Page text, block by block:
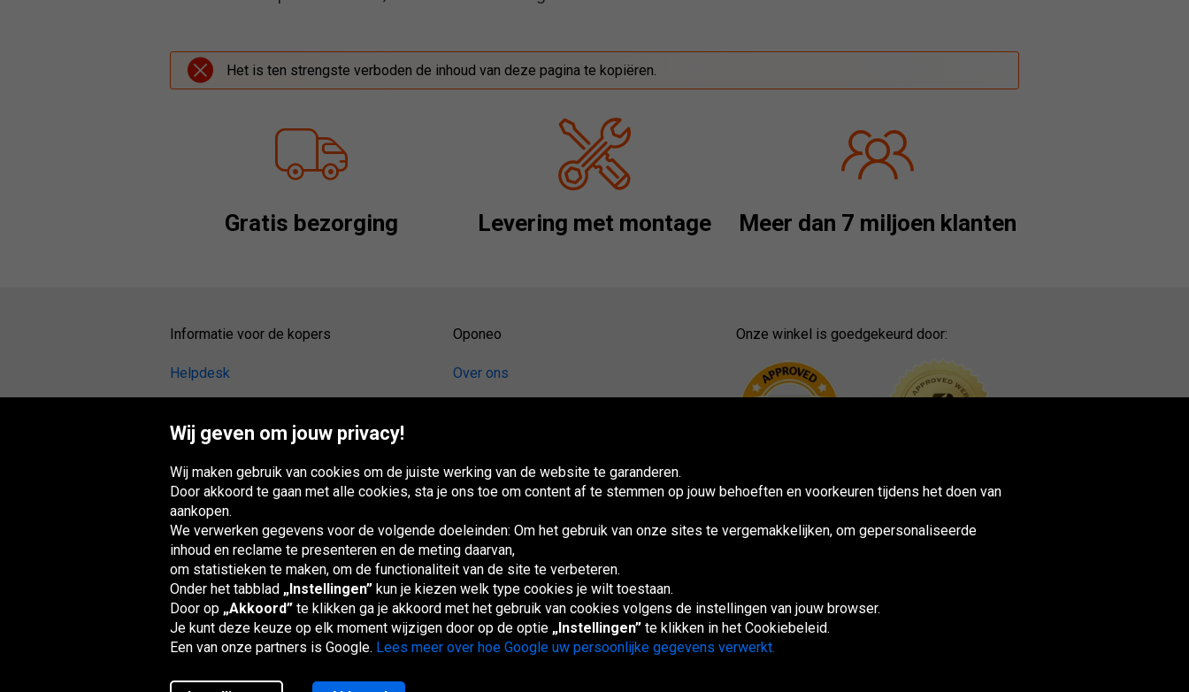
Het is ten strengste verboden de inhoud van deze pagina te kopiëren.
Gratis bezorging Levering met montage Meer dan 7 miljoen klanten
Informatie voor de kopers
Helpdesk
(omruiling of retour)
Garantieclaim
Betalingsmethoden
Algemene voorwaarden
Banden reviews
Montagepunt
Digitale toegankelijkheid
Oponeo
Over ons
Privacybeleid
Onze winkel is goedgekeurd door:
Wij geven om jouw privacy!
Wij maken gebruik van cookies om de juiste werking van de website te garanderen.
Door akkoord te gaan met alle cookies, sta je ons toe om content af te stemmen op jouw behoeften en voorkeuren tijdens het doen van
aankopen.
We verwerken gegevens voor de volgende doeleinden: Om het gebruik van onze sites te vergemakkelijken, om gepersonaliseerde
inhoud en reclame te presenteren en de meting daarvan,
om statistieken te maken, om de functionaliteit van de site te verbeteren.
Onder het tabblad „Instellingen” kun je kiezen welk type cookies je wilt toestaan.
Door op „Akkoord” te klikken ga je akkoord met het gebruik van cookies volgens de instellingen van jouw browser.
Je kunt deze keuze op elk moment wijzigen door op de optie „Instellingen” te klikken in het Cookiebeleid.
Een van onze partners is Google. Lees meer over hoe Google uw persoonlijke gegevens verwerkt.